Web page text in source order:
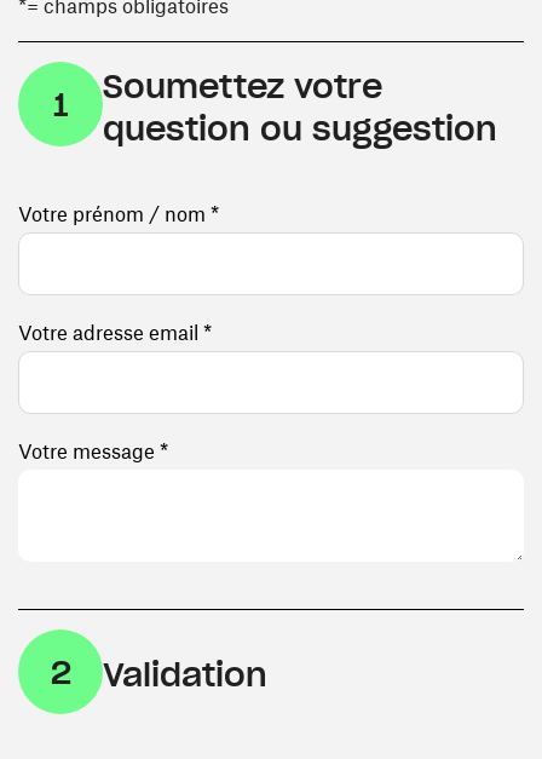
*= champs obligatoires
1
Soumettez votre
question ou suggestion
Votre prénom / nom *
Votre adresse email *
Votre message *
2 Validation